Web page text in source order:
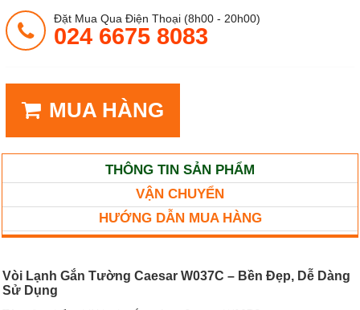
Đặt Mua Qua Điện Thoại (8h00 - 20h00)
024 6675 8083
MUA HÀNG
THÔNG TIN SẢN PHẨM
VẬN CHUYỂN
HƯỚNG DẪN MUA HÀNG
Vòi Lạnh Gắn Tường Caesar W037C – Bền Đẹp, Dễ Dàng
Sử Dụng